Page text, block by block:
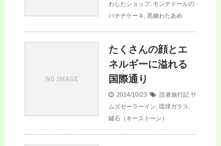
わしたショップ, モンテドールの
バナナケーキ, 黒糖わたあめ
たくさんの顔とエ
ネルギーに溢れる
国際通り
2014/10/23 読者旅行記 サ
ムズセーラーイン, 琉球ガラス,
鍵石（キーストーン）